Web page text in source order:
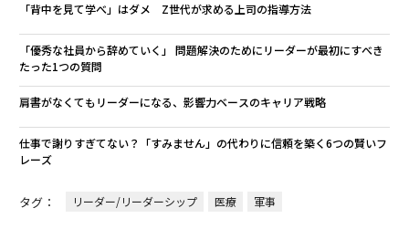
「背中を見て学べ」はダメ Z世代が求める上司の指導方法
「優秀な社員から辞めていく」 問題解決のためにリーダーが最初にすべき
たった1つの質問
肩書がなくてもリーダーになる、影響力ベースのキャリア戦略
仕事で謝りすぎてない？「すみません」の代わりに信頼を築く6つの賢いフ
レーズ
タグ： リーダー/リーダーシップ 医療 軍事